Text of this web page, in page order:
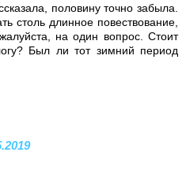
половину точно забыла.
столь длинное повествование,
на один вопрос. Стоит
Был ли тот зимний период